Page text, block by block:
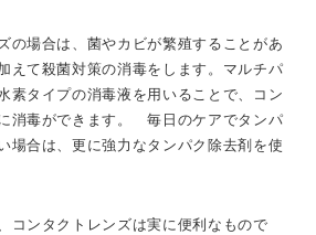
の場合は、菌やカビが繁殖することがあ
えて殺菌対策の消毒をします。マルチパ
素タイプの消毒液を用いることで、コン
消毒ができます。 毎日のケアでタンパ
場合は、更に強力なタンパク除去剤を使
コンタクトレンズは実に便利なもので